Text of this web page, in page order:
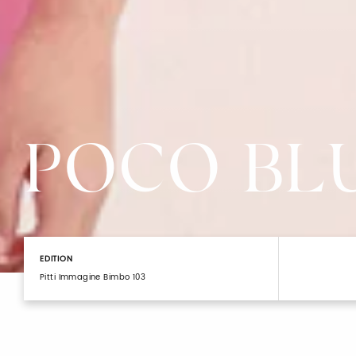
POCO
EDITION
Pitti Immagine Bimbo 103